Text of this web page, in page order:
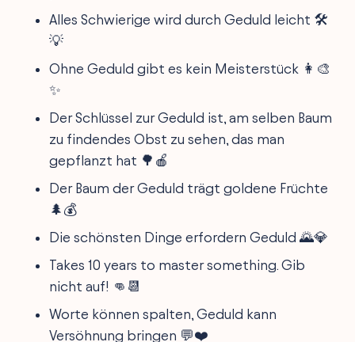
Alles Schwierige wird durch Geduld leicht 🛠️
💡
Ohne Geduld gibt es kein Meisterstück 👩‍🎨
✨
Der Schlüssel zur Geduld ist, am selben Baum
zu findendes Obst zu sehen, das man
gepflanzt hat 🌳🍎
Der Baum der Geduld trägt goldene Früchte
🌲💰
Die schönsten Dinge erfordern Geduld 🌄💎
Takes 10 years to master something. Gib
nicht auf! 👊📆
Worte können spalten, Geduld kann
Versöhnung bringen 💬❤️